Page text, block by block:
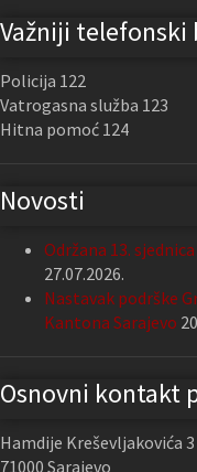
Važniji telefonski
Policija 122
Vatrogasna služba 123
Hitna pomoć 124
Novosti
Održana 13.
27.07.2026.
Nastavak podrške
Kantona Sarajevo
Osnovni kontakt
Hamdije Kreševljakovića 3
71000 Sarajevo